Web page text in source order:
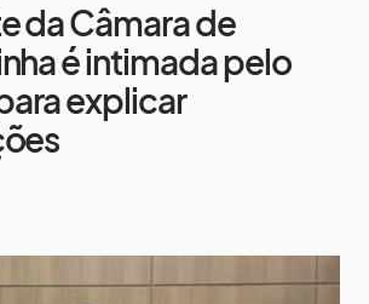
da Câmara de
é intimada pelo
explicar